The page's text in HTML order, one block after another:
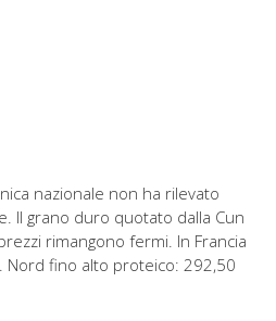
nazionale non ha rilevato
Il grano duro quotato dalla Cun
rimangono fermi. In Francia
Nord fino alto proteico: 292,50